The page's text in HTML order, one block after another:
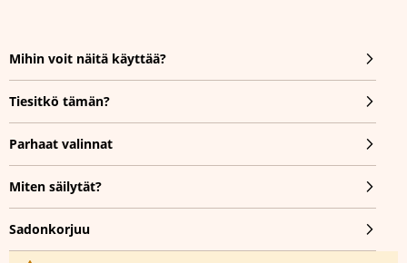
Mihin voit näitä käyttää?
Tiesitkö tämän?
Parhaat valinnat
Miten säilytät?
Sadonkorjuu